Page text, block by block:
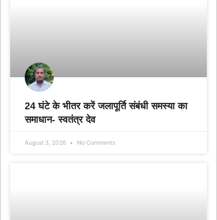
24 घंटे के भीतर करें जलापूर्ति संबंधी समस्या का
समाधान- स्वतंत्र देव
August 3, 2026 No Comments